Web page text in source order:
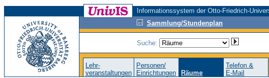
Informationssystem der Otto-Friedrich-
Sammlung/Stundenplan
Suche:
Lehr-
veranstaltungen
Personen/
Einrichtungen
Räume
Telefon &
E-Mail